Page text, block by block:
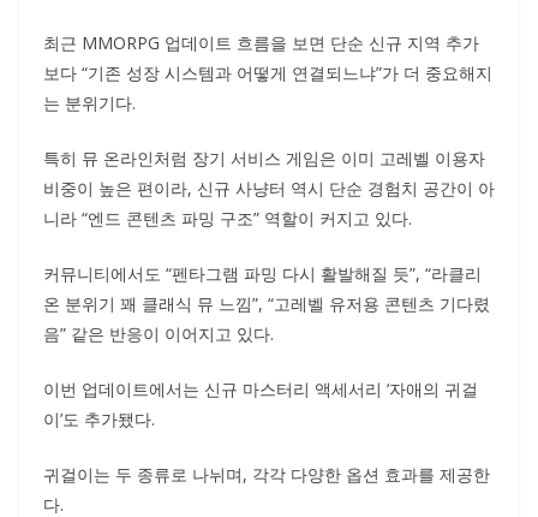
최근 MMORPG 업데이트 흐름을 보면 단순 신규 지역 추가
보다 “기존 성장 시스템과 어떻게 연결되느냐”가 더 중요해지
는 분위기다.
특히 뮤 온라인처럼 장기 서비스 게임은 이미 고레벨 이용자
비중이 높은 편이라, 신규 사냥터 역시 단순 경험치 공간이 아
니라 “엔드 콘텐츠 파밍 구조” 역할이 커지고 있다.
커뮤니티에서도 “펜타그램 파밍 다시 활발해질 듯”, “라클리
온 분위기 꽤 클래식 뮤 느낌”, “고레벨 유저용 콘텐츠 기다렸
음” 같은 반응이 이어지고 있다.
이번 업데이트에서는 신규 마스터리 액세서리 ‘자애의 귀걸
이’도 추가됐다.
귀걸이는 두 종류로 나뉘며, 각각 다양한 옵션 효과를 제공한
다.